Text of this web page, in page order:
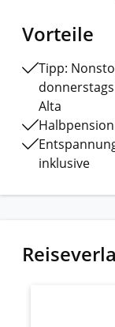
Vorteile
Tipp:
Alta
inklusive